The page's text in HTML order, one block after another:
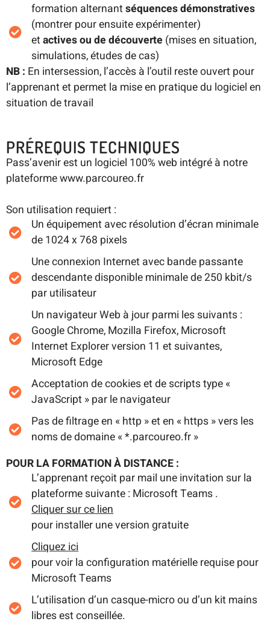
formation alternantséquences démonstratives
(montrer pour ensuite expérimenter)
etactives ou de découverte (mises en situation,
simulations, études de cas)
NB : En intersession, l’accès à l’outil reste ouvert pour
l’apprenant et permet la mise en pratique du logiciel en
situation de travail
PRÉREQUIS TECHNIQUES
Pass’avenir est un logiciel 100% web intégré à notre
plateforme www.parcoureo.fr
Son utilisation requiert :
Un équipement avec résolution d’écran minimale
de 1024 x 768 pixels
Une connexion Internet avec bande passante
descendante disponible minimale de 250 kbit/s
par utilisateur
Un navigateur Web à jour parmi les suivants :
Google Chrome, Mozilla Firefox, Microsoft
Internet Explorer version 11 et suivantes,
Microsoft Edge
Acceptation de cookies et de scripts type «
JavaScript » par le navigateur
Pas de filtrage en « http » et en « https » vers les
noms de domaine « *.parcoureo.fr »
POUR LA FORMATION À DISTANCE :
L’apprenant reçoit par mail une invitation sur la
plateforme suivante : Microsoft Teams .
Cliquer sur ce lien
pour installer une version gratuite
Cliquez ici
pour voir la configuration matérielle requise pour
Microsoft Teams
L’utilisation d’un casque-micro ou d’un kit mains
libres est conseillée.